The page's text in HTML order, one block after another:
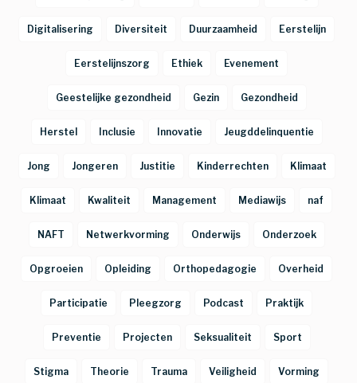
Digitalisering Diversiteit Duurzaamheid Eerstelijn
Eerstelijnszorg Ethiek Evenement
Geestelijke gezondheid Gezin Gezondheid
Herstel Inclusie Innovatie Jeugddelinquentie
Jong Jongeren Justitie Kinderrechten Klimaat
Klimaat Kwaliteit Management Mediawijs naf
NAFT Netwerkvorming Onderwijs Onderzoek
Opgroeien Opleiding Orthopedagogie Overheid
Participatie Pleegzorg Podcast Praktijk
Preventie Projecten Seksualiteit Sport
Stigma Theorie Trauma Veiligheid Vorming